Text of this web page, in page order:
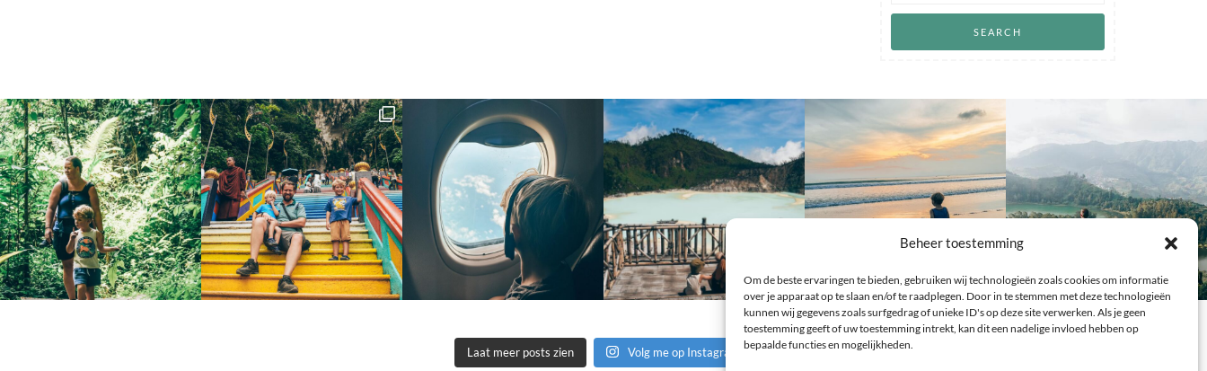
Beheer toestemming
Om de beste ervaringen te bieden, gebruiken wij technologieën zoals cookies om informatie
over je apparaat op te slaan en/of te raadplegen. Door in te stemmen met deze technologieën
kunnen wij gegevens zoals surfgedrag of unieke ID's op deze site verwerken. Als je geen
toestemming geeft of uw toestemming intrekt, kan dit een nadelige invloed hebben op
bepaalde functies en mogelijkheden.
Laat meer posts zien Volg me op Instagram